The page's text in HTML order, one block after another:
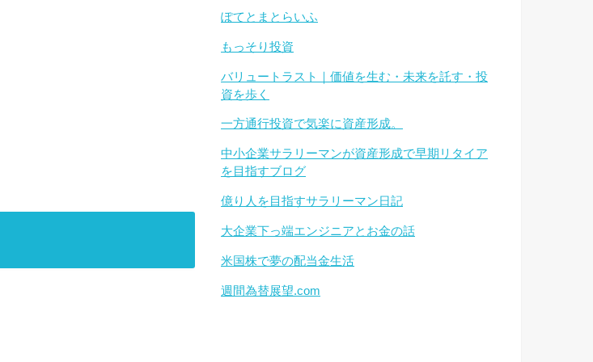
ぽてとまとらいふ
もっそり投資
バリュートラスト｜価値を生む・未来を託す・投
資を歩く
一方通行投資で気楽に資産形成。
中小企業サラリーマンが資産形成で早期リタイア
を目指すブログ
億り人を目指すサラリーマン日記
大企業下っ端エンジニアとお金の話
米国株で夢の配当金生活
週間為替展望.com